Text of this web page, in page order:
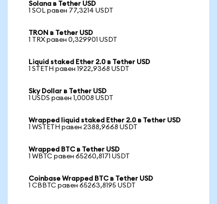
Solana в Tether USD
1 SOL равен 77,3214 USDT
TRON в Tether USD
1 TRX равен 0,329901 USDT
Liquid staked Ether 2.0 в Tether USD
1 STETH равен 1922,9368 USDT
Sky Dollar в Tether USD
1 USDS равен 1,0008 USDT
Wrapped liquid staked Ether 2.0 в Tether USD
1 WSTETH равен 2388,9668 USDT
Wrapped BTC в Tether USD
1 WBTC равен 65260,8171 USDT
Coinbase Wrapped BTC в Tether USD
1 CBBTC равен 65263,8195 USDT